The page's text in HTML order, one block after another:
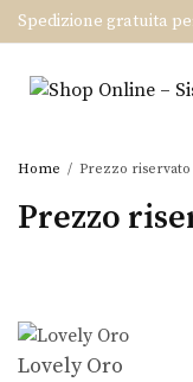
Spedizione gratuita
Home Prezzo riservato
Prezzo
Lovely Oro